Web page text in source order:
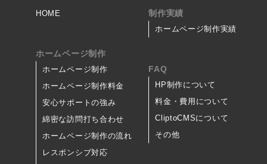
HOME
ホームページ制作
ホームページ制作
ホームページ制作料金
安心サポートの強み
綿密な訪問打ち合わせ
ホームページ制作の流れ
レスポンシブ対応
制作実績
ホームページ制作実績
FAQ
HP制作について
料金・費用について
CliptoCMSについて
その他